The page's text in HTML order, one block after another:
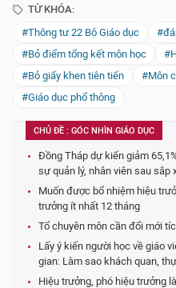
TỪ KHÓA:
#Thông tư 22 Bộ Giáo dục
#Bỏ điểm tổng kết môn học
#Bỏ giấy khen tiên tiến
#Môn
#Giáo dục phổ thông
CHỦ ĐỀ : GÓC NHÌN GIÁO DỤC
Đồng Tháp dự kiến giảm
sự quản lý, nhân viên sau sắp
Muốn được bổ nhiệm hiệu
trưởng ít nhất 12 tháng
Tổ chuyên môn cần đổi mới
Lấy ý kiến người học về giáo
gian: Làm sao khách quan,
Hiệu trưởng, phó hiệu trưởng